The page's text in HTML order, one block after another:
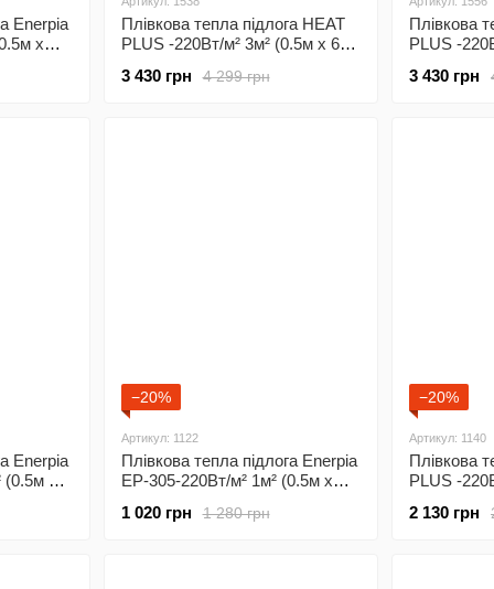
Enerpia
х
Плівкова тепла підлога HEAT
PLUS -220Вт/м² 3м² (0.5м х 6м)/
програмованим4 299 грн
3 430 грн
Плівкова
PLUS -
3 430 грн
Enerpia
(0.5м х
−20%
Артикул: 1122
Плівкова тепла підлога Enerpia
EP-305-220Вт/м² 1м² (0.5м х
механічним терморегулятором
1 280 грн
1 020 грн
−20%
Артикул: 1140
Плівкова
PLUS -
2 130 грн